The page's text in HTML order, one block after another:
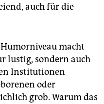
auch für die
macht
lustig, sondern auch
Institutionen
oder
grob. Warum das